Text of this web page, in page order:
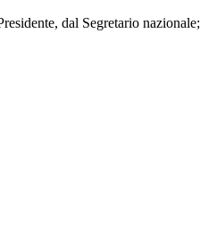
dal Segretario nazionale;